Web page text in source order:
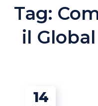
Tag:
il
14